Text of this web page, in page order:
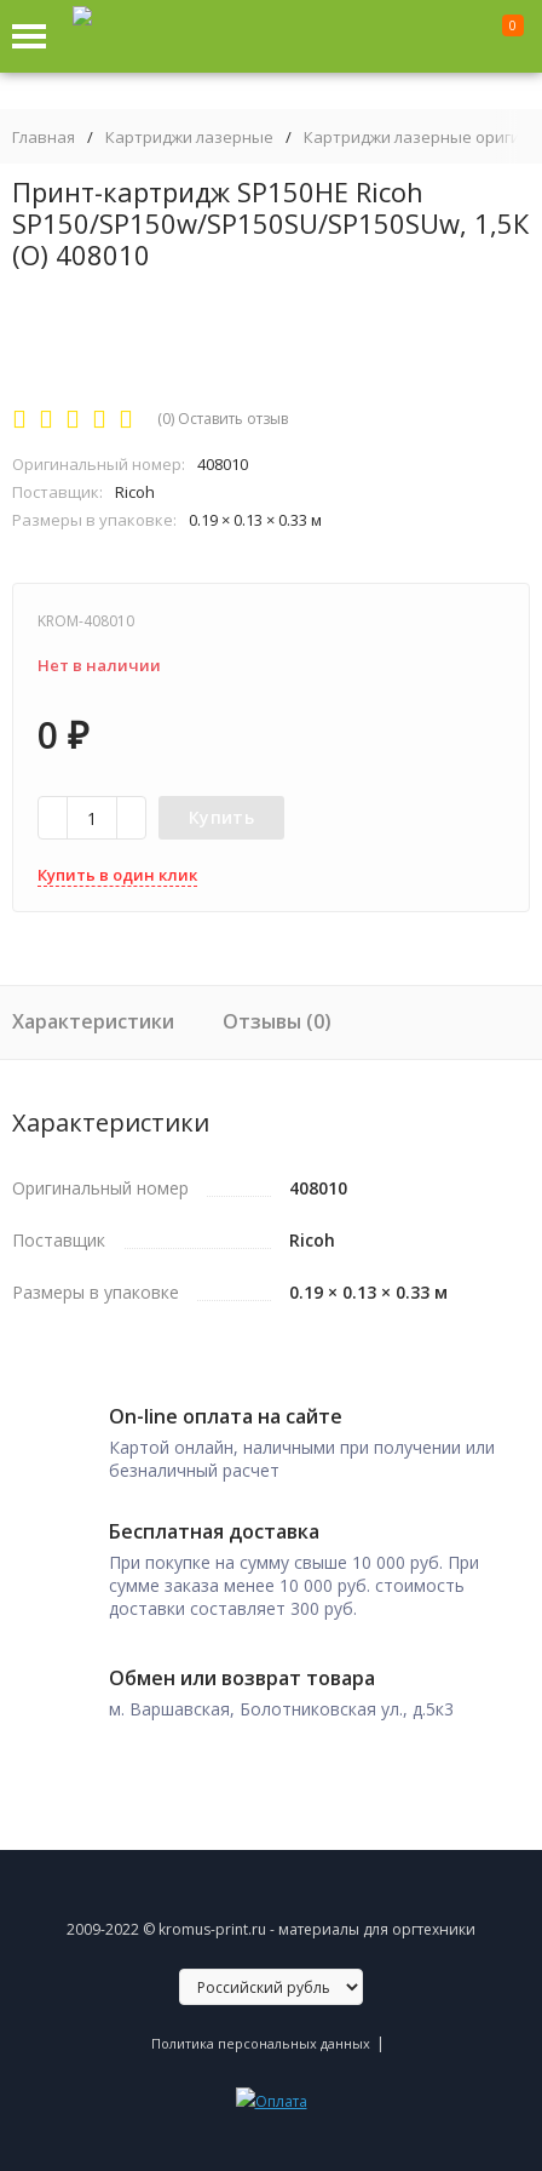
0
Главная / Картриджи лазерные / Картриджи лазерные
Принт-картридж SP150НE Ricoh
SP150/SP150w/SP150SU/SP150SUw, 1,5К
(O) 408010
(0) Оставить отзыв
Оригинальный номер:
408010
Поставщик:
Ricoh
Размеры в упаковке:
0.19 × 0.13 × 0.33 м
KROM-408010
Нет в наличии
0 ₽
Купить
Купить в один клик
Характеристики Отзывы (0)
Характеристики
Оригинальный номер 408010
Поставщик Ricoh
Размеры в упаковке 0.19 × 0.13 × 0.33 м
On-line оплата на сайте
Картой онлайн, наличными при получении или
безналичный расчет
Бесплатная доставка
При покупке на сумму свыше 10 000 руб. При
сумме заказа менее 10 000 руб. стоимость
доставки составляет 300 руб.
Обмен или возврат товара
м. Варшавская, Болотниковская ул., д.5к3
2009-2022 © kromus-print.ru - материалы для оргтехники
Политика персональных данных |